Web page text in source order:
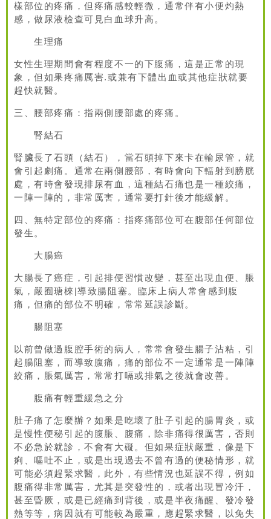
樣部位的疼痛，但疼痛感較輕微，通常伴有小便灼熱
感，做尿液檢查可見白血球升高。
生理痛
女性生理期間會有程度不一的下腹痛，這是正常的現
象，但如果疼痛厲害.或兼有下體出血或其他症狀就要
趕快就醫。
三、腰部疼痛：指兩側腰部處的疼痛。
腎結石
腎臟長了石頭（結石），當石頭掉下來卡在輸尿管，就
會引起劇痛。通常在兩側腰部，有時會向下輻射到膀胱
處，有時會發現排尿有血，這種結石痛也是一種絞痛，
一陣一陣的，非常厲害，通常要打針後才能緩解。
四、無特定部位的疼痛：指疼痛部位可在腹部任何部位
發生。
大腸癌
大腸長了癌症，引起排便習慣改變，甚至出現血便、脹
氣，嚴囿瑭棶|導致腸阻塞。臨床上病人常會感到腹
痛，但痛的部位不明確，常常延誤診斷。
腸阻塞
以前曾做過腹腔手術的病人，常常會發生腸子沾粘，引
起腸阻塞，而導致腹痛，痛的部位不一定通常是一陣陣
絞痛，脹氣厲害，常常打嗝或排氣之後就會改善。
腹痛有輕重緩急之分
肚子痛了怎麼辦？如果是吃壞了肚子引起的腸胃炎，或
是慢性便秘引起的腹脹、腹痛，除非痛得很厲害，否則
不必急於就診，不會有大礙。但如果症狀嚴重，像是下
痢、嘔吐不止，或是出現過去不曾有過的便秘情形，就
可能必須趕緊求醫，此外，有些情況也延誤不得，例如
腹痛得非常厲害，尤其是突發性的，或者出現冒冷汗，
甚至昏厥，或是已經痛到背後，或是半夜痛醒、發冷發
熱等等，病因就有可能較為嚴重，應趕緊求醫，以免失